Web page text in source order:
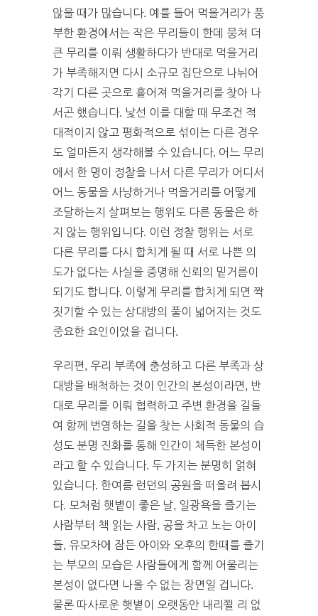
않을 때가 많습니다. 예를 들어 먹을거리가 풍
부한 환경에서는 작은 무리들이 한데 뭉쳐 더
큰 무리를 이뤄 생활하다가 반대로 먹을거리
가 부족해지면 다시 소규모 집단으로 나뉘어
각기 다른 곳으로 흩어져 먹을거리를 찾아 나
서곤 했습니다. 낯선 이를 대할 때 무조건 적
대적이지 않고 평화적으로 섞이는 다른 경우
도 얼마든지 생각해볼 수 있습니다. 어느 무리
에서 한 명이 정찰을 나서 다른 무리가 어디서
어느 동물을 사냥하거나 먹을거리를 어떻게
조달하는지 살펴보는 행위도 다른 동물은 하
지 않는 행위입니다. 이런 정찰 행위는 서로
다른 무리를 다시 합치게 될 때 서로 나쁜 의
도가 없다는 사실을 증명해 신뢰의 밑거름이
되기도 합니다. 이렇게 무리를 합치게 되면 짝
짓기할 수 있는 상대방의 풀이 넓어지는 것도
중요한 요인이었을 겁니다.
우리편, 우리 부족에 충성하고 다른 부족과 상
대방을 배척하는 것이 인간의 본성이라면, 반
대로 무리를 이뤄 협력하고 주변 환경을 길들
여 함께 번영하는 길을 찾는 사회적 동물의 습
성도 분명 진화를 통해 인간이 체득한 본성이
라고 할 수 있습니다. 두 가지는 분명히 얽혀
있습니다. 한여름 런던의 공원을 떠올려 봅시
다. 모처럼 햇볕이 좋은 날, 일광욕을 즐기는
사람부터 책 읽는 사람, 공을 차고 노는 아이
들, 유모차에 잠든 아이와 오후의 한때를 즐기
는 부모의 모습은 사람들에게 함께 어울리는
본성이 없다면 나올 수 없는 장면일 겁니다.
물론 따사로운 햇볕이 오랫동안 내리쬘 리 없